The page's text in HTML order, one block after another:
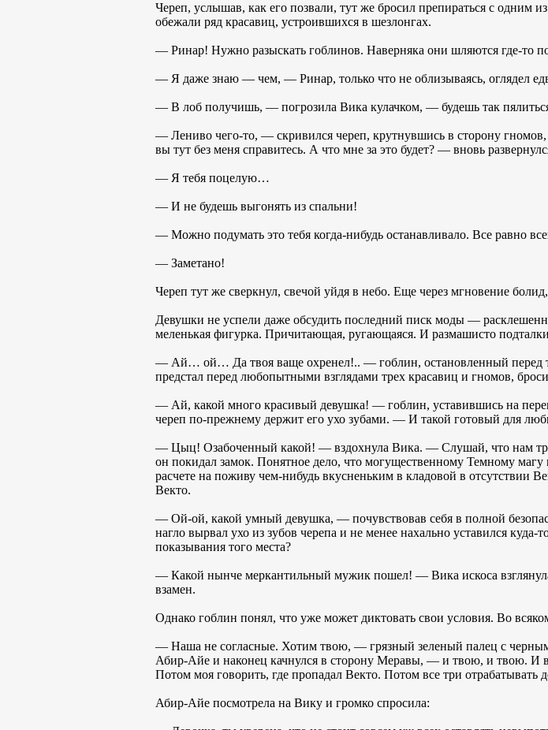
Череп, услышав, как его позвали, тут же бросил препираться с одним
обежали ряд красавиц, устроившихся в шезлонгах.
— Ринар! Нужно разыскать гоблинов. Наверняка они шляются где-то
— Я даже знаю — чем, — Ринар, только что не облизываясь, оглядел
— В лоб получишь, — погрозила Вика кулачком, — будешь так
— Лениво чего-то, — скривился череп, крутнувшись в сторону
вы тут без меня справитесь. А что мне за это будет? — вновь
— Я тебя поцелую…
— И не будешь выгонять из спальни!
— Можно подумать это тебя когда-нибудь останавливало. Все равно
— Заметано!
Череп тут же сверкнул, свечой уйдя в небо. Еще через мгновение
Девушки не успели даже обсудить последний писк моды —
меленькая фигурка. Причитающая, ругающаяся. И размашисто
— Ай… ой… Да твоя ваще охренел!.. — гоблин, остановленный перед
предстал перед любопытными взглядами трех красавиц и гномов,
— Ай, какой много красивый девушка! — гоблин, уставившись на
череп по-прежнему держит его ухо зубами. — И такой готовый для
— Цыц! Озабоченный какой! — вздохнула Вика. — Слушай, что нам
он покидал замок. Понятное дело, что могущественному Темному магу
расчете на поживу чем-нибудь вкусненьким в кладовой в отсутствии
Векто.
— Ой-ой, какой умный девушка, — почувствовав себя в полной
нагло вырвал ухо из зубов черепа и не менее нахально уставился
показывания того места?
— Какой нынче меркантильный мужик пошел! — Вика искоса
взамен.
Однако гоблин понял, что уже может диктовать свои условия. Во
— Наша не согласные. Хотим твою, — грязный зеленый палец с черным
Абир-Айе и наконец качнулся в сторону Меравы, — и твою, и твою. И
Потом моя говорить, где пропадал Векто. Потом все три отрабатывать
Абир-Айе посмотрела на Вику и громко спросила: